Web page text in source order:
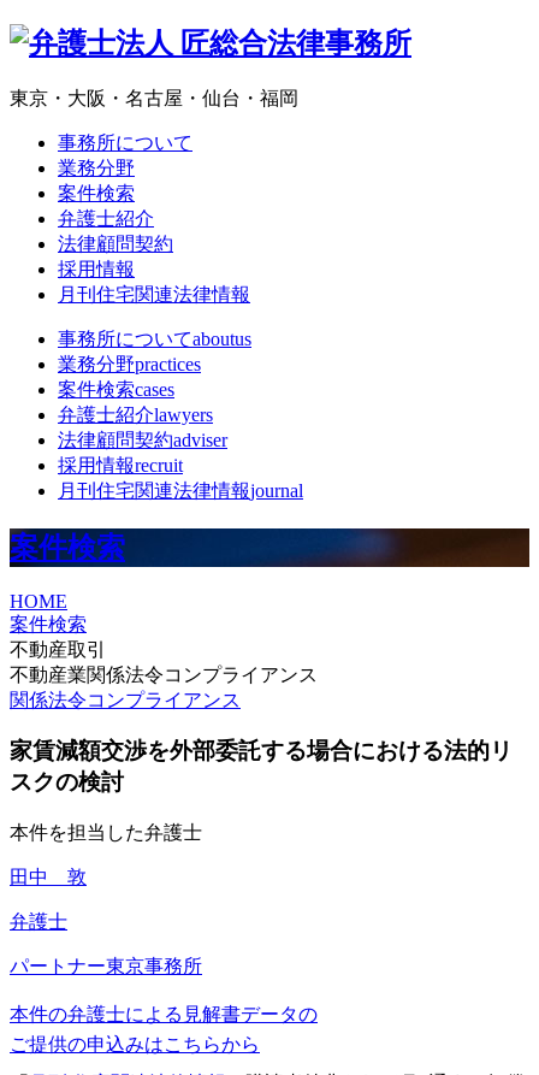
東京・大阪・名古屋・仙台・福岡
事務所について
業務分野
案件検索
弁護士紹介
法律顧問契約
採用情報
月刊住宅関連法律情報
事務所についてaboutus
業務分野practices
案件検索cases
弁護士紹介lawyers
法律顧問契約adviser
採用情報recruit
月刊住宅関連法律情報journal
案件検索
HOME
案件検索
不動産取引
不動産業関係法令コンプライアンス
関係法令コンプライアンス
家賃減額交渉を外部委託する場合における法的リ
スクの検討
本件を担当した弁護士
田中 敦
弁護士
パートナー東京事務所
本件の弁護士による見解書データの
ご提供の申込みはこちらから